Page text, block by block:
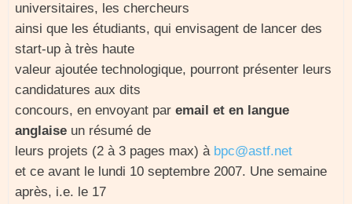
universitaires, les chercheurs
ainsi que les étudiants, qui envisagent de lancer des
start-up à très haute
valeur ajoutée technologique, pourront présenter leurs
candidatures aux dits
concours, en envoyant par email et en langue
anglaise un résumé de
leurs projets (2 à 3 pages max) à bpc@astf.net
et ce avant le lundi 10 septembre 2007. Une semaine
après, i.e. le 17